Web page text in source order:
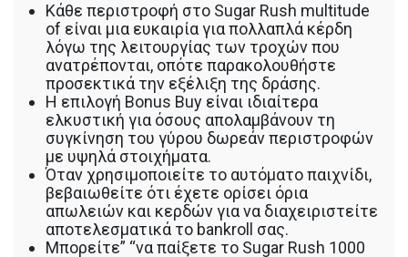
Κάθε περιστροφή στο Sugar Rush multitude
of είναι μια ευκαιρία για πολλαπλά κέρδη
λόγω της λειτουργίας των τροχών που
ανατρέπονται, οπότε παρακολουθήστε
προσεκτικά την εξέλιξη της δράσης.
Η επιλογή Bonus Buy είναι ιδιαίτερα
ελκυστική για όσους απολαμβάνουν τη
συγκίνηση του γύρου δωρεάν περιστροφών
με υψηλά στοιχήματα.
Όταν χρησιμοποιείτε το αυτόματο παιχνίδι,
βεβαιωθείτε ότι έχετε ορίσει όρια
απωλειών και κερδών για να διαχειριστείτε
αποτελεσματικά το bankroll σας.
Μπορείτε” “να παίξετε το Sugar Rush 1000